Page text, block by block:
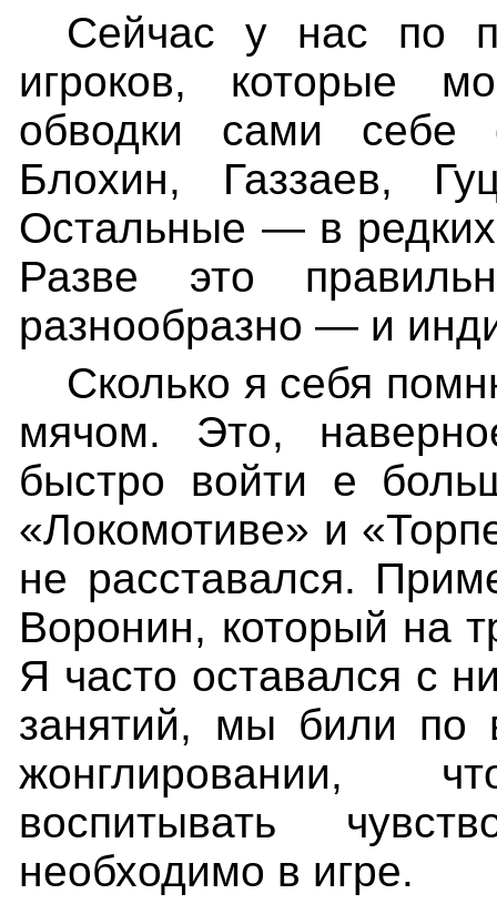
Сейчас у нас по
игроков, которые
обводки сами себе
Блохин, Газзаев,
Остальные — в
Разве это
разнообразно — и
Сколько я себя
мячом. Это,
быстро войти е
«Локомотиве» и
не расставался.
Воронин, который на
Я часто оставался с
занятий, мы били по
жонглировании,
воспитывать
необходимо в игре.